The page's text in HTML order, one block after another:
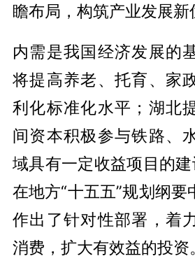
瞻布局，构筑产业发展新
内需是我国经济发展的
将提高养老、托育、家
利化标准化水平；湖北
间资本积极参与铁路、
域具有一定收益项目的
在地方“十五五”规划纲要
作出了针对性部署，着
消费，扩大有效益的投资